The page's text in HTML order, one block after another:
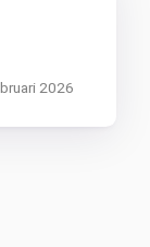
2026